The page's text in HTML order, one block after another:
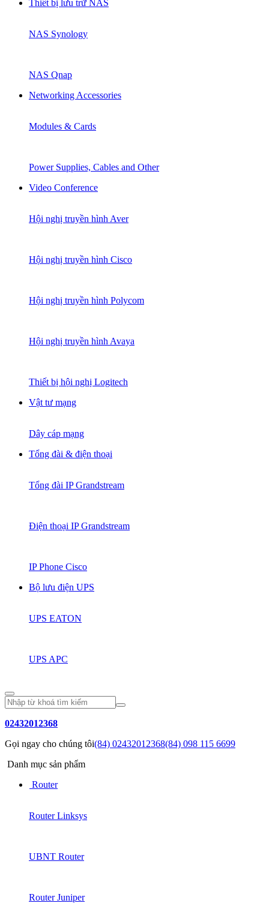
Thiết bị lưu trữ NAS
NAS Synology
NAS Qnap
Networking Accessories
Modules & Cards
Power Supplies, Cables and Other
Video Conference
Hội nghị truyền hình Aver
Hội nghị truyền hình Cisco
Hội nghị truyền hình Polycom
Hội nghị truyền hình Avaya
Thiết bị hội nghị Logitech
Vật tư mạng
Dây cáp mạng
Tổng đài & điện thoại
Tổng đài IP Grandstream
Điện thoại IP Grandstream
IP Phone Cisco
Bộ lưu điện UPS
UPS EATON
UPS APC
02432012368
Gọi ngay cho chúng tôi(84) 02432012368(84) 098 115 6699
Danh mục sản phẩm
Router
Router Linksys
UBNT Router
Router Juniper